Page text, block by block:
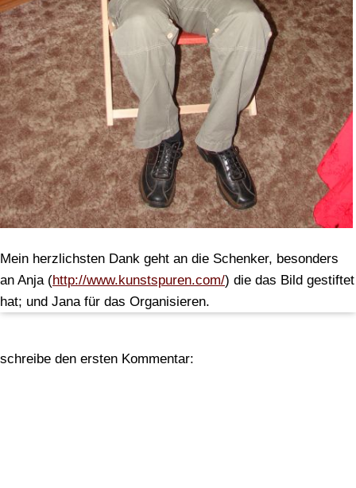
Mein herzlichsten Dank geht an die Schenker, besonders
an Anja (http://www.kunstspuren.com/) die das Bild gestiftet
hat; und Jana für das Organisieren.
schreibe den ersten Kommentar: